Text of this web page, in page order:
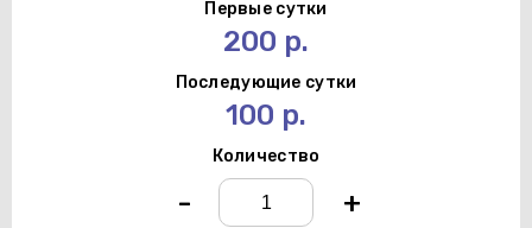
Первые сутки
200 р.
Последующие сутки
100 р.
Количество
- +